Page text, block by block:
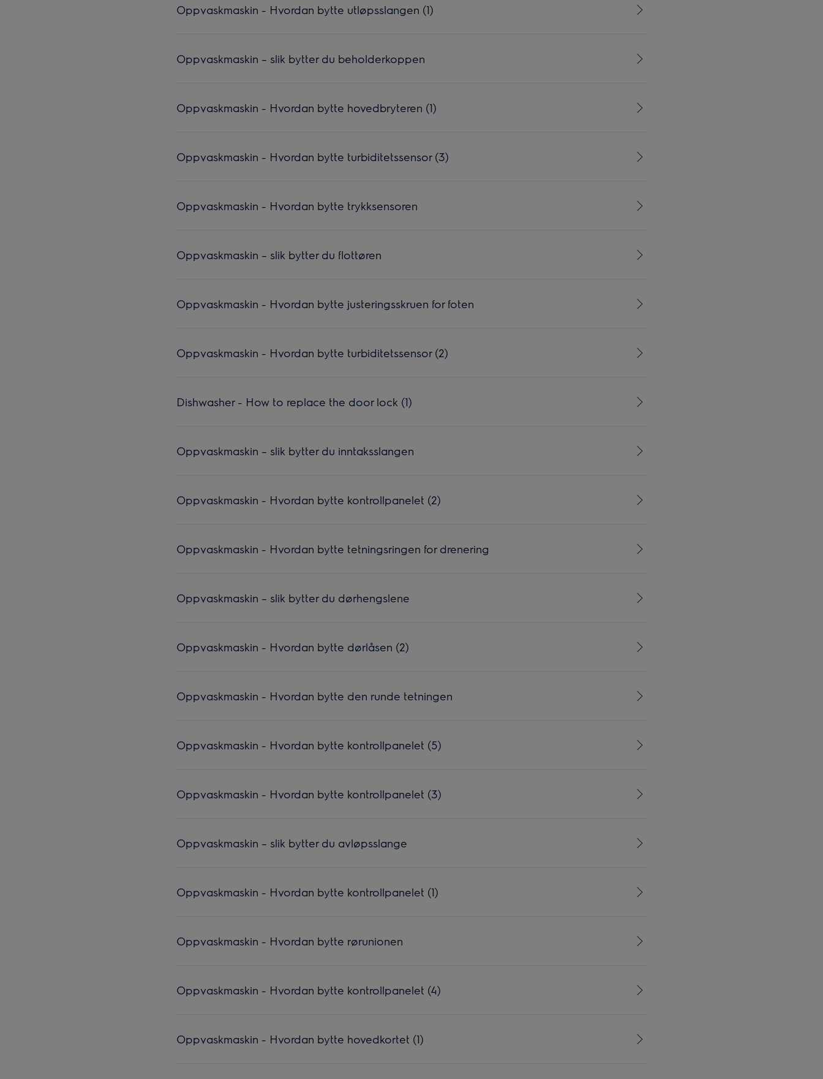
Oppvaskmaskin - Hvordan bytte utløpsslangen (1)
Oppvaskmaskin – slik bytter du beholderkoppen
Oppvaskmaskin - Hvordan bytte hovedbryteren (1)
Oppvaskmaskin - Hvordan bytte turbiditetssensor (3)
Oppvaskmaskin - Hvordan bytte trykksensoren
Oppvaskmaskin – slik bytter du flottøren
Oppvaskmaskin - Hvordan bytte justeringsskruen for foten
Oppvaskmaskin - Hvordan bytte turbiditetssensor (2)
Dishwasher - How to replace the door lock (1)
Oppvaskmaskin – slik bytter du inntaksslangen
Oppvaskmaskin - Hvordan bytte kontrollpanelet (2)
Oppvaskmaskin - Hvordan bytte tetningsringen for drenering
Oppvaskmaskin – slik bytter du dørhengslene
Oppvaskmaskin - Hvordan bytte dørlåsen (2)
Oppvaskmaskin - Hvordan bytte den runde tetningen
Oppvaskmaskin - Hvordan bytte kontrollpanelet (5)
Oppvaskmaskin - Hvordan bytte kontrollpanelet (3)
Oppvaskmaskin – slik bytter du avløpsslange
Oppvaskmaskin - Hvordan bytte kontrollpanelet (1)
Oppvaskmaskin - Hvordan bytte rørunionen
Oppvaskmaskin - Hvordan bytte kontrollpanelet (4)
Oppvaskmaskin - Hvordan bytte hovedkortet (1)